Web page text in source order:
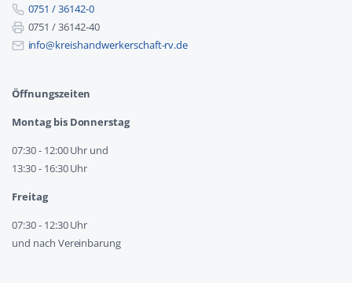
0751 / 36142-0
0751 / 36142-40
info@kreishandwerkerschaft-rv.de
Öffnungszeiten
Montag bis Donnerstag
07:30 - 12:00 Uhr und
13:30 - 16:30 Uhr
Freitag
07:30 - 12:30 Uhr
und nach Vereinbarung